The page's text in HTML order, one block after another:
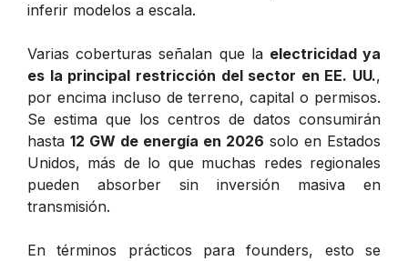
inferir modelos a escala.
Varias coberturas señalan que la electricidad ya
es la principal restricción del sector en EE. UU.,
por encima incluso de terreno, capital o permisos.
Se estima que los centros de datos consumirán
hasta 12 GW de energía en 2026 solo en Estados
Unidos, más de lo que muchas redes regionales
pueden absorber sin inversión masiva en
transmisión.
En términos prácticos para founders, esto se